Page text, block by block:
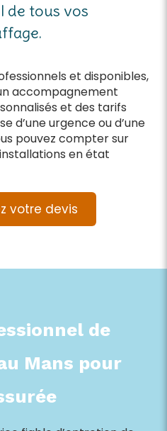
de tous vos
et disponibles,
accompagnement
et des tarifs
d’une urgence ou d’une
pouvez compter sur
en état
votre devis
de
Mans pour